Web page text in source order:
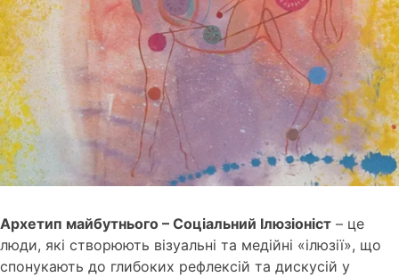
Архетип майбутнього – Соціальний Ілюзіоніст – це
люди, які створюють візуальні та медійні «ілюзії», що
спонукають до глибоких рефлексій та дискусій у